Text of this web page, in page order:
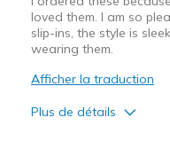
Sizing
View On Shoes
I'm
loved them. I am so
slip-ins, the style is
wearing them.
Afficher la traduction
Plus de détails